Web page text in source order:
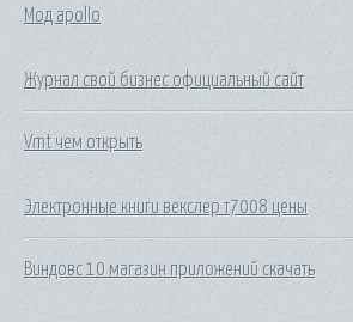
Мод apollo
Журнал свой бизнес официальный сайт
Vmt чем открыть
Электронные книги векслер т7008 цены
Виндовс 10 магазин приложений скачать